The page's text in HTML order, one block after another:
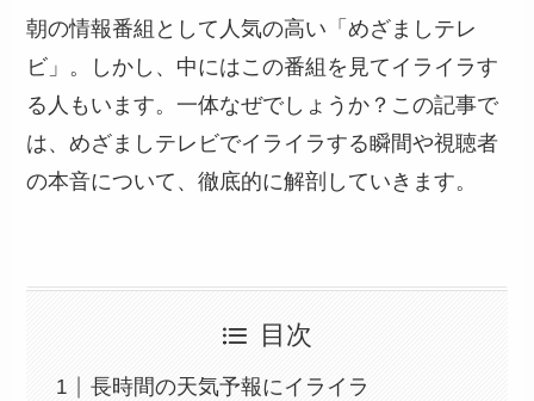
朝の情報番組として人気の高い「めざましテレ
ビ」。しかし、中にはこの番組を見てイライラす
る人もいます。一体なぜでしょうか？この記事で
は、めざましテレビでイライラする瞬間や視聴者
の本音について、徹底的に解剖していきます。
目次
長時間の天気予報にイライラ